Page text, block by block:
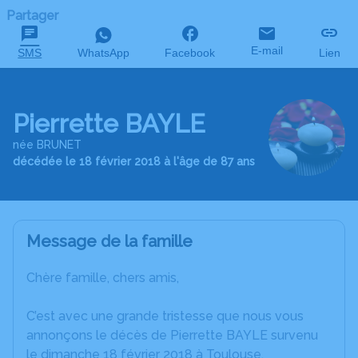
Partager
SMS WhatsApp Facebook E-mail Lien
Pierrette BAYLE
née BRUNET
décédée le 18 février 2018 à l'âge de 87 ans
Message de la famille
Chère famille, chers amis,
C’est avec une grande tristesse que nous vous
annonçons le décès de Pierrette BAYLE survenu
le dimanche 18 février 2018 à Toulouse.